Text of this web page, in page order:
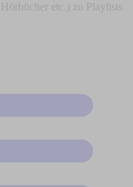
etc.) zu Playlists